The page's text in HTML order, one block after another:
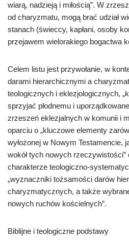
wiarą, nadzieją i miłością”. W
od charyzmatu, mogą brać udział
stanach (świeccy, kapłani, osoby
przejawem wielorakiego bogactwa
Celem listu jest przywołanie, w
darami hierarchicznymi a
teologicznych i eklezjologicznych,
sprzyjać płodnemu i
zrzeszeń eklezjalnych w komunii i
oparciu o „kluczowe elementy
wyłożonej w Nowym Testamencie,
wokół tych nowych rzeczywistości”
charakterze teologiczno-
„wyznaczniki tożsamości darów
charyzmatycznych, a także
nowych ruchów kościelnych”.
Biblijne i teologiczne podstawy